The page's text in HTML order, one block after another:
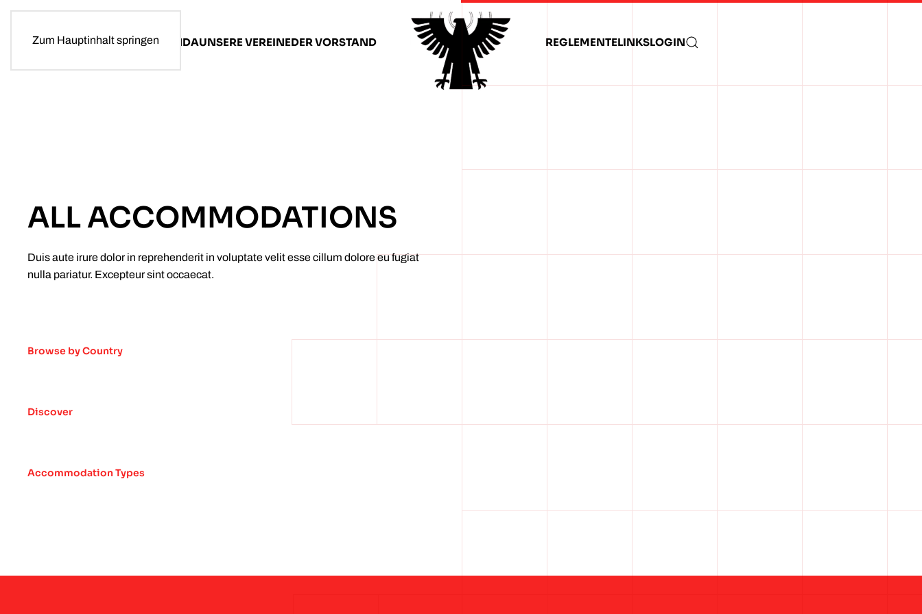
Zum Hauptinhalt springen
AKTUELLESAGENDAUNSERE VEREINEDER VORSTAND REGLEMENTELINKSLOGIN
ALL ACCOMMODATIONS
Duis aute irure dolor in reprehenderit in voluptate velit esse cillum dolore eu fugiat
nulla pariatur. Excepteur sint occaecat.
Browse by Country
Discover
Accommodation Types